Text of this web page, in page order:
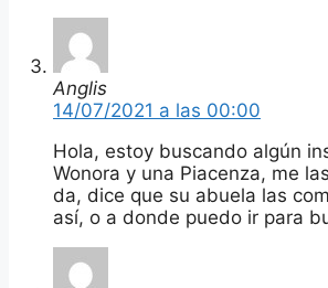
Anglis
14/07/2021 a las 00:00
Hola, estoy buscando algún
Wonora y una Piacenza, me
da, dice que su abuela las
así, o a donde puedo ir para